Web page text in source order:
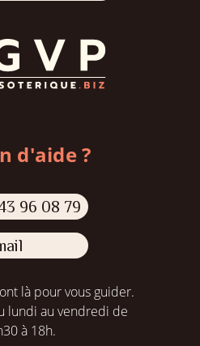
d'aide ?
96 08 79
là pour vous guider.
lundi au vendredi de
à 18h.